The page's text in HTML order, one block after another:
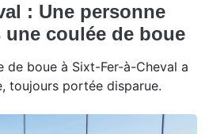
: Une personne
coulée de boue
de boue à Sixt-Fer-à-Cheval a
toujours portée disparue.